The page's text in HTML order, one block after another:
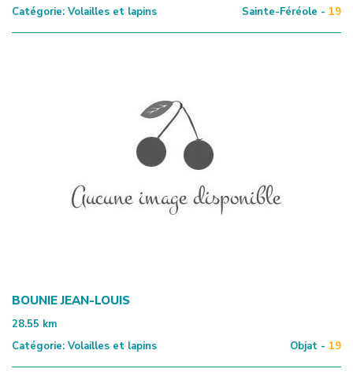
Catégorie: Volailles et lapins Sainte-Féréole - 19
BOUNIE JEAN-LOUIS
28.55 km
Catégorie: Volailles et lapins Objat - 19